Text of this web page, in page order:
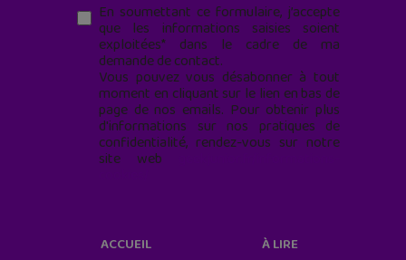
En soumettant ce formulaire, j’accepte
que les informations saisies soient
exploitées* dans le cadre de ma
demande de contact.
Vous pouvez vous désabonner à tout
moment en cliquant sur le lien en bas de
page de nos emails. Pour obtenir plus
d'informations sur nos pratiques de
confidentialité, rendez-vous sur notre
site web
ACCUEIL
À LIRE